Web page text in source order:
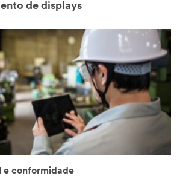
de displays
e conformidade